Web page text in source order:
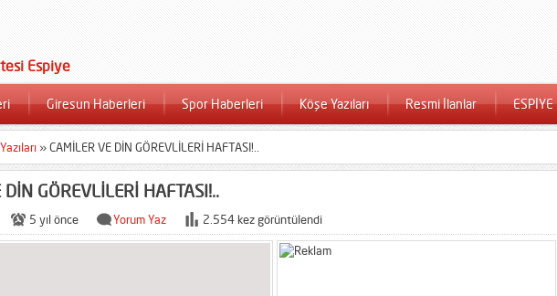
Giresun Haberleri Spor Haberleri Köşe Yazıları Resmi İlanlar ESPİYE
»CAMİLER VE DİN GÖREVLİLERİ HAFTASI!..
DİN GÖREVLİLERİ HAFTASI!..
5 yıl önce Yorum Yaz 2.554 kez görüntülendi